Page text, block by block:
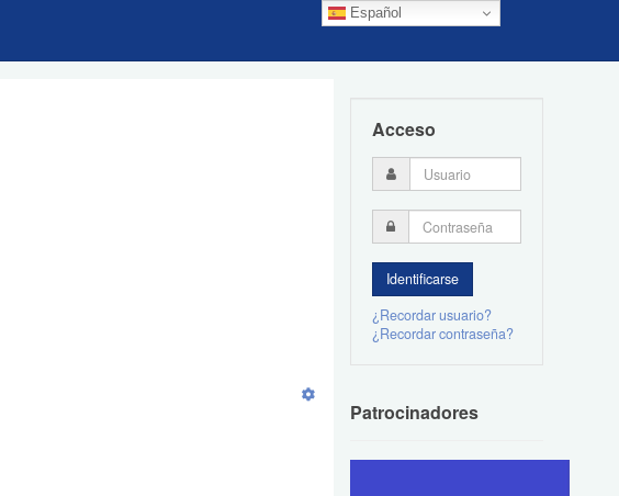
Español
Acceso
¿Recordar usuario?
¿Recordar contraseña?
Patrocinadores